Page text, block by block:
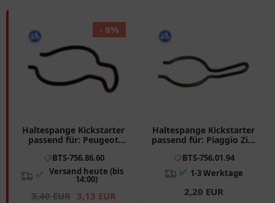
Haltespange Kickstarter
passend für: Peugeot
BTS-756.86.60
✅ Versand heute (bis
14:00)
3,40 EUR 3,13 EUR
- 8%
Haltespange Kickstarter
passend für: Piaggio Zip,
Scarabeo, Mojito
BTS-756.01.94
✅ 1-3 Werktage
2,20 EUR